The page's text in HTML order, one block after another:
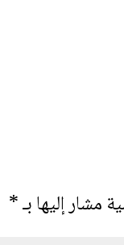
مشار إليها بـ*